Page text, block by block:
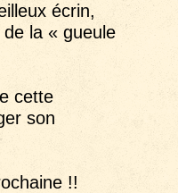
écrin,
de la « gueule
cette
son
!!